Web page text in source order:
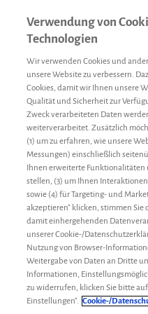
Therapiewechsel Redaktion
Chronische
Verwendung von
Technologien
Wir verwenden Cookies und
unsere Website zu verbessern.
Cookies, damit wir Ihnen unsere
Qualität und Sicherheit zur
Zweck verarbeiteten Daten
weiterverarbeitet. Zusätzlich
(1) um zu erfahren, wie unsere
Messungen) einschließlich
Ihnen erweiterte Funktionalitäten
stellen, (3) um Ihnen
sowie (4) für Targeting- und
akzeptieren" klicken, stimmen Sie
damit einhergehenden
unserer Cookie-/
Nutzung von Browser-
Weitergabe von Daten an Dritte
Informationen,
zu widerrufen, klicken Sie bitte
Einstellungen". Cookie-/